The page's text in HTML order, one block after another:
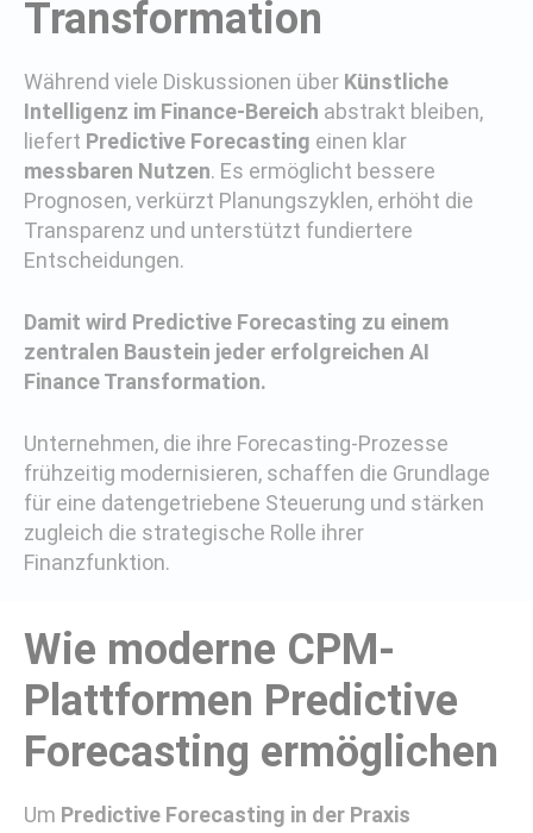
Transformation
Während viele Diskussionen über Künstliche
Intelligenz im Finance-Bereich abstrakt bleiben,
liefert Predictive Forecasting einen klar
messbaren Nutzen. Es ermöglicht bessere
Prognosen, verkürzt Planungszyklen, erhöht die
Transparenz und unterstützt fundiertere
Entscheidungen.
Damit wird Predictive Forecasting zu einem
zentralen Baustein jeder erfolgreichen AI
Finance Transformation.
Unternehmen, die ihre Forecasting-Prozesse
frühzeitig modernisieren, schaffen die Grundlage
für eine datengetriebene Steuerung und stärken
zugleich die strategische Rolle ihrer
Finanzfunktion.
Wie moderne CPM-
Plattformen Predictive
Forecasting ermöglichen
Um Predictive Forecasting in der Praxis